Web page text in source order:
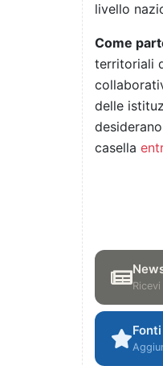
livello
Come
territoriali
delle
casella